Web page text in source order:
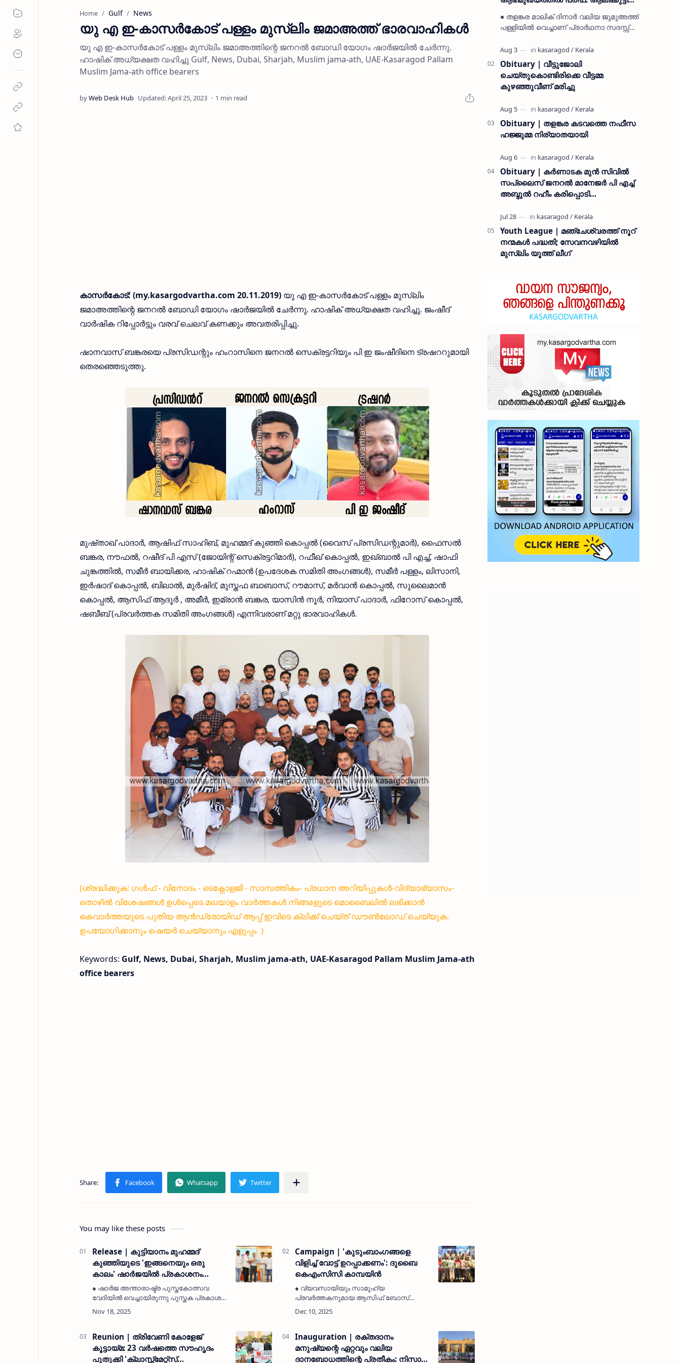
Home Gulf News
യു എ ഇ-കാസര്‍കോട് പള്ളം മുസ്‌ലിം ജമാഅത്ത് ഭാരവാഹികള്‍
യു എ ഇ-കാസര്‍കോട് പള്ളം മുസ്‌ലിം ജമാഅത്തിന്റെ ജനറല്‍ ബോഡി യോഗം ഷാര്‍ജയില്‍ ചേര്‍ന്നു.
ഹാഷിക് അധ്യക്ഷത വഹിച്ചു Gulf, News, Dubai, Sharjah, Muslim jama-ath, UAE-Kasaragod Pallam
Muslim Jama-ath office bearers
1 min read
കാസര്‍കോട്: (my.kasargodvartha.com 20.11.2019) യു എ ഇ-കാസര്‍കോട് പള്ളം മുസ്‌ലിം
ജമാഅത്തിന്റെ ജനറല്‍ ബോഡി യോഗം ഷാര്‍ജയില്‍ ചേര്‍ന്നു. ഹാഷിക് അധ്യക്ഷത വഹിച്ചു. ജംഷീദ്
വാര്‍ഷിക റിപ്പോര്‍ട്ടും വരവ് ചെലവ് കണക്കും അവതരിപ്പിച്ചു.
ഷാനവാസ് ബങ്കരയെ പ്രസിഡന്റും ഹംറാസിനെ ജനറല്‍ സെക്രട്ടറിയും പി ഇ ജംഷീദിനെ ട്രഷററുമായി
തെരഞ്ഞെടുത്തു.
മുഷ്താഖ് പാദാര്‍, ആഷിഫ് സാഹിബ്, മുഹമ്മദ് കുഞ്ഞി കൊപ്പല്‍ (വൈസ് പ്രസിഡന്റുമാര്‍), ഫൈസല്‍
ബങ്കര, നൗഫല്‍, റഷീദ് പി എസ് (ജോയിന്റ് സെക്രട്ടറിമാര്‍), റഫീഖ് കൊപ്പല്‍, ഇഖ്ബാല്‍ പി എച്ച്, ഷാഫി
ചുങ്കത്തില്‍, സമീര്‍ ബായിക്കര, ഹാഷിക് റഹ്മാന്‍ (ഉപദേശക സമിതി അംഗങ്ങള്‍), സമീര്‍ പള്ളം, ലിസാനി,
ഇര്‍ഷാദ് കൊപ്പല്‍, ബിലാല്‍, മുര്‍ഷിദ്, മുസ്തഫ ബാബാസ്, റൗമാസ്, മര്‍വാന്‍ കൊപ്പല്‍, സുലൈമാന്‍
കൊപ്പല്‍, ആസിഫ് ആദൂര്‍ , അമീര്‍, ഇമ്രാന്‍ ബങ്കര, യാസിന്‍ നൂര്‍, നിയാസ് പാദാര്‍, ഫിറോസ് കൊപ്പല്‍,
ഷബീബ് (പ്രവര്‍ത്തക സമിതി അംഗങ്ങള്‍) എന്നിവരാണ് മറ്റു ഭാരവാഹികള്‍.
(ശ്രദ്ധിക്കുക: ഗൾഫ് - വിനോദം - ടെക്നോളജി - സാമ്പത്തികം- പ്രധാന അറിയിപ്പുകൾ-വിദ്യാഭ്യാസം-
തൊഴിൽ വിശേഷങ്ങൾ ഉൾപ്പെടെ മലയാളം വാർത്തകൾ നിങ്ങaളുടെ മൊബൈലിൽ ലഭിക്കാൻ
കെവാർത്തയുടെ പുതിയ ആൻഡ്രോയിഡ് ആപ്പ് ഇവിടെ ക്ലിക്ക് ചെയ്ത് ഡൗൺലോഡ് ചെയ്യുക.
ഉപയോഗിക്കാനും ഷെയർ ചെയ്യാനും എളുപ്പം )
Keywords: Gulf, News, Dubai, Sharjah, Muslim jama-ath, UAE-Kasaragod Pallam Muslim Jama-ath
office bearers
You may like these posts
Release | കുട്ടിയാനം മുഹമ്മദ്
കുഞ്ഞിയുടെ 'ഇങ്ങനെയും ഒരു
കാലം' ഷാർജയിൽ പ്രകാശനം
ചെയ്തു
● ഷാർജ അന്താരാഷ്ട്ര പുസ്തകോത്സവ
വേദിയിൽ വെച്ചായിരുന്നു പുസ്തക പ്രകാശന
ചടങ്ങ്.● മാധ്യമപ്രവർത്തകൻ ടി എ ഷാഫി
പ്രകാശനം നിർവ്വഹിച്ചു.● പുന്നക്കൻ
ഏറ്…
Campaign | 'കുടുംബാംഗങ്ങളെ
വിളിച്ച് വോട്ട് ഉറപ്പാക്കണം': ദുബൈ
കെഎംസിസി കാമ്പയിൻ
● വ്യവസായിയും സാമൂഹ്യ
പ്രവർത്തകനുമായ ആസിഫ് ബോസ്
പരിപാടി ഉദ്ഘാടനം ചെയ്തു. ● യുഡിഎഫ്
സ്ഥാനാർത്ഥികളുടെ വിജയം ഉറപ്പിക്കാൻ
സ്ഥിരീകരിക്കണമെന്ന് അഭ്യർത്ഥിച്…
Reunion | ത്രിവേണി കോളേജ്
കൂട്ടായ്മ: 23 വർഷത്തെ സൗഹൃദം
പുതുക്കി 'ക്ലാസ്സ്മേറ്റ്സ്
Inauguration | രക്തദാനം
മനുഷ്യന്റെ ഏറ്റവും വലിയ
ദാനബോധത്തിന്റെ പ്രതീകം: നിസാർ
മുസ്ലിയാർ അനുസ്മരണം നടത്തി
● തളങ്കര മാലിക് ദിനാർ വലിയ ജുമുഅത്ത്
പള്ളിയിൽ വെച്ചാണ് പ്രാർഥനാ സദസ്സ്
ഉമർ മുസ്ലിയാർ പരിപാടിക്ക് നേതൃത്വം
നൽകി കാസ…
Obituary | വീട്ടുജോലി
ചെയ്തുകൊണ്ടിരിക്കെ വീട്ടമ്മ
കുഴഞ്ഞുവീണ് മരിച്ചു
Obituary | തളങ്കര കടവത്തെ നഫീസ
ഹജ്ജുമ്മ നിര്യാതയായി
Obituary | കർണാടക മുൻ സിവില്‍
സപ്ലൈസ് ജനറൽ മാനേജർ പി എച്ച്
അബ്ദുൽ റഹീം കരിപ്പൊടി
Youth League | മഞ്ചേശ്വരത്ത് നൂറ്
നന്മകൾ പദ്ധതി; സേവനവഴിയിൽ
മുസ്ലിം യൂത്ത് ലീഗ്